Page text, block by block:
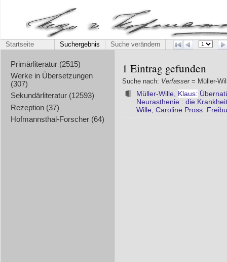
Startseite Suchergebnis Suche verändern
Primärliteratur (2515)
Werke in Übersetzungen
(307)
Sekundärliteratur (12593)
Rezeption (37)
Hofmannsthal-Forscher (64)
1 Eintrag gefunden
Suche nach: Verfasser= Müller-
Müller-Wille, Klaus:
Neurasthenie : die
Wille, Caroline Pross.